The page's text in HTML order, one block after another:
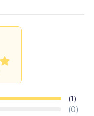
(1)
(0)